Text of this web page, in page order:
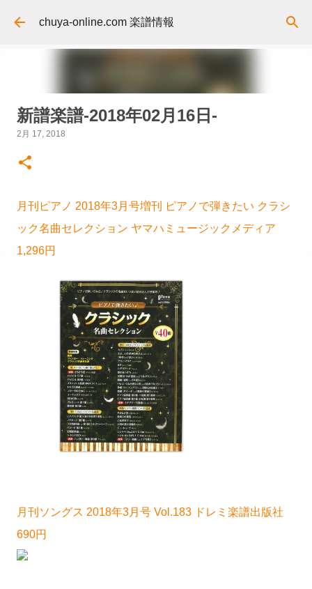
スキップしてメイン コンテンツに移動
chuya-online.com 楽譜情報
新譜楽譜-2018年02月16日-
2月 17, 2018
月刊ピアノ 2018年3月号増刊 ピアノで弾きたい クラシ
ック名曲セレクション ヤマハミュージックメディア
1,296円
月刊ソングス 2018年3月号 Vol.183 ドレミ楽譜出版社
690円